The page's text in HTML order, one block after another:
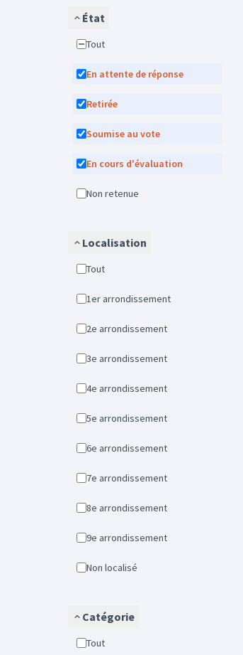
État
Tout
En attente de réponse
Retirée
Soumise au vote
En cours d'évaluation
Non retenue
Localisation
Tout
1er arrondissement
2e arrondissement
3e arrondissement
4e arrondissement
5e arrondissement
6e arrondissement
7e arrondissement
8e arrondissement
9e arrondissement
Non localisé
Catégorie
Tout